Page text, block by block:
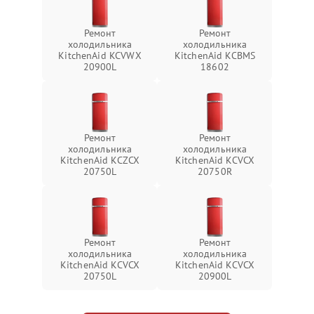
Ремонт
холодильника
KitchenAid KCVWX
20900L
Ремонт
холодильника
KitchenAid KCBMS
18602
Ремонт
холодильника
KitchenAid KCZCX
20750L
Ремонт
холодильника
KitchenAid KCVCX
20750R
Ремонт
холодильника
KitchenAid KCVCX
20750L
Ремонт
холодильника
KitchenAid KCVCX
20900L